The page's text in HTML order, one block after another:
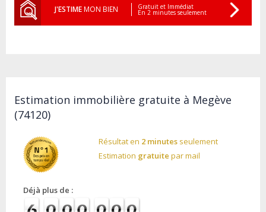
J'ESTIMEMON BIEN Gratuit et Immédiat
En 2 minutes seulement
Estimation immobilière gratuite à Megève
(74120)
Résultat en 2 minutesseulement
Estimation gratuite par mail
Déjà plus de :